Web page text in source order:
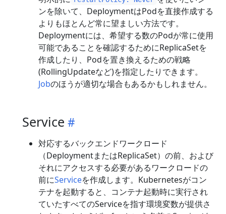
ンを除いて、DeploymentはPodを直接作成する
よりもほとんど常に望ましい方法です。
Deploymentには、希望する数のPodが常に使用
可能であることを確認するためにReplicaSetを
作成したり、Podを置き換えるための戦略
(RollingUpdateなど)を指定したりできます。
Jobのほうが適切な場合もあるかもしれません。
Service
対応するバックエンドワークロード
（DeploymentまたはReplicaSet）の前、および
それにアクセスする必要があるワークロードの
前にServiceを作成します。Kubernetesがコン
テナを起動すると、コンテナ起動時に実行され
ていたすべてのServiceを指す環境変数が提供さ